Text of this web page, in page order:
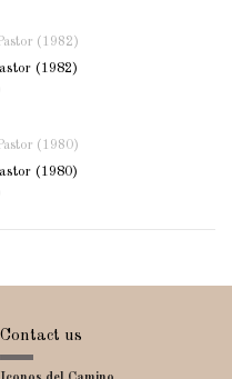
(1982)
(1980)
Contact us